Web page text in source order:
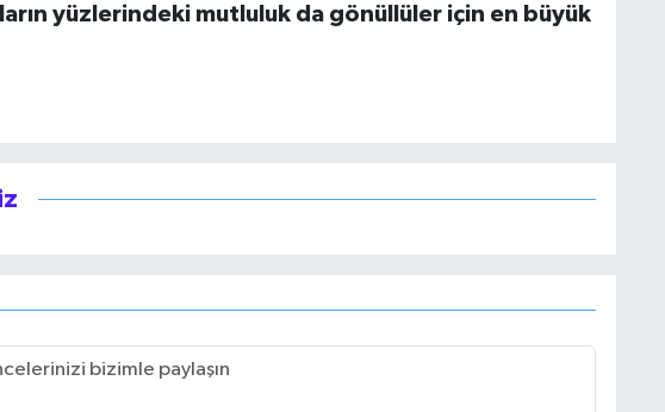
yüzlerindeki mutluluk da gönüllüler için en büyük